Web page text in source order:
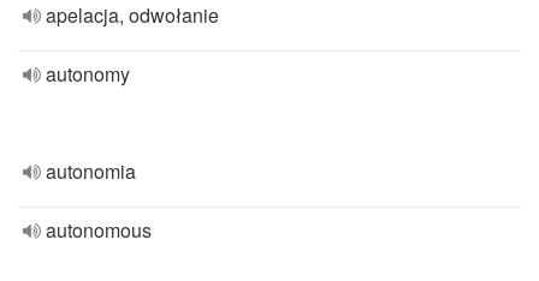
apelacja, odwołanie
autonomy
autonomia
autonomous